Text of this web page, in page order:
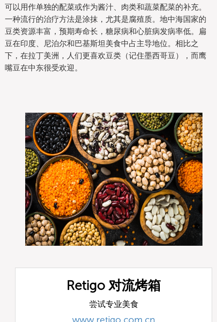
可以用作单独的配菜或作为酱汁、肉类和蔬菜配菜的补充。
一种流行的治疗方法是涂抹，尤其是腐殖质。地中海国家的
豆类资源丰富，预期寿命长，糖尿病和心脏病发病率低。扁
豆在印度、尼泊尔和巴基斯坦美食中占主导地位。相比之
下，在拉丁美洲，人们更喜欢豆类（记住墨西哥豆），而鹰
嘴豆在中东很受欢迎。
Retigo 对流烤箱
尝试专业美食